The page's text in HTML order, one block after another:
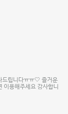
드립니다ㅠㅠ🤍 즐거운
이용해주세요 감사합니